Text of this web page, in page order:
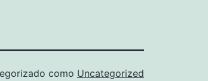
como Uncategorized